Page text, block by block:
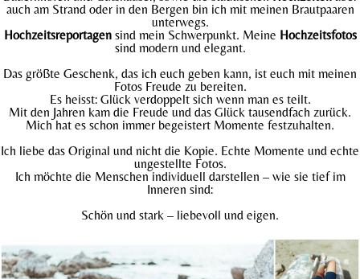
auch am Strand oder in den Bergen bin ich mit meinen Brautpaaren
unterwegs.
Hochzeitsreportagensind mein Schwerpunkt. Meine Hochzeitsfotos
sind modern und elegant.
Das größte Geschenk, das ich euch geben kann, ist euch mit meinen
Fotos Freude zu bereiten.
Es heisst: Glück verdoppelt sich wenn man es teilt.
Mit den Jahren kam die Freude und das Glück tausendfach zurück.
Mich hat es schon immer begeistert Momente festzuhalten.
Ich liebe das Original und nicht die Kopie. Echte Momente und echte
ungestellte Fotos.
Ich möchte die Menschen individuell darstellen – wie sie tief im
Inneren sind:
Schön und stark – liebevoll und eigen.